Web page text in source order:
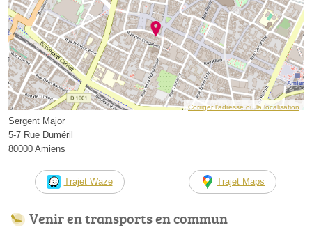
Corriger l’adresse ou la localisation
Sergent Major
5-7 Rue Duméril
80000 Amiens
Trajet Waze Trajet Maps
Venir en transports en commun